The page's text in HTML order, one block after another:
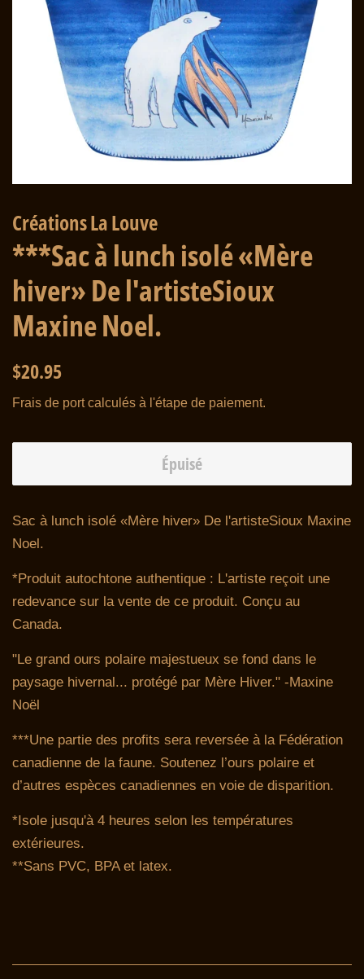
Créations La Louve
***Sac à lunch isolé «Mère
hiver» De l'artisteSioux
Maxine Noel.
Prix
$20.95
Frais de portcalculés à l'étape de paiement.
Épuisé
Sac à lunch isolé «Mère hiver» De l'artisteSioux Maxine
Noel.
*Produit autochtone authentique : L'artiste reçoit une
redevance sur la vente de ce produit. Conçu au
Canada.
"Le grand ours polaire majestueux se fond dans le
paysage hivernal... protégé par Mère Hiver." -Maxine
Noël
***Une partie des profits sera reversée à la Fédération
canadienne de la faune. Soutenez l’ours polaire et
d’autres espèces canadiennes en voie de disparition.
*Isole jusqu'à 4 heures selon les températures
extérieures.
**Sans PVC, BPA et latex.